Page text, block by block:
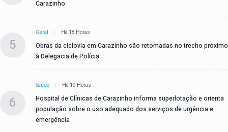
Carazinho
5
Geral Há 18 Horas
Obras da ciclovia em Carazinho são retomadas no trecho próximo
à Delegacia de Polícia
6
Saúde Há 19 Horas
Hospital de Clínicas de Carazinho informa superlotação e orienta
população sobre o uso adequado dos serviços de urgência e
emergência